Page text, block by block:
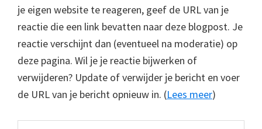
je eigen website te reageren, geef de URL van je
reactie die een link bevatten naar deze blogpost. Je
reactie verschijnt dan (eventueel na moderatie) op
deze pagina. Wil je je reactie bijwerken of
verwijderen? Update of verwijder je bericht en voer
de URL van je bericht opnieuw in. (Lees meer)